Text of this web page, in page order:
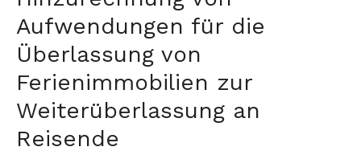
Aufwendungen für die
Überlassung von
Ferienimmobilien zur
Weiterüberlassung an
Reisende